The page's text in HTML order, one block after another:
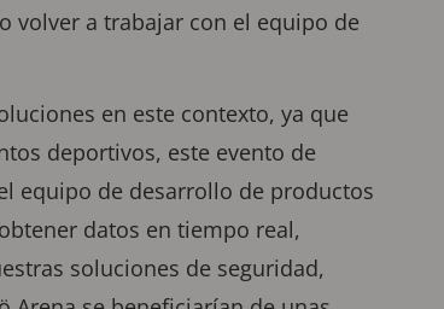
volver a trabajar con el equipo de
en este contexto, ya que
deportivos, este evento de
equipo de desarrollo de productos
datos en tiempo real,
soluciones de seguridad,